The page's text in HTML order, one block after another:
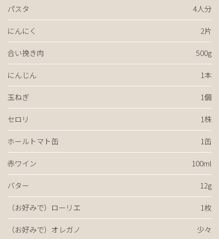
パスタ 4人分
にんにく 2片
合い挽き肉 500g
にんじん 1本
玉ねぎ 1個
セロリ 1株
ホールトマト缶 1缶
赤ワイン 100ml
バター 12g
（お好みで）ローリエ 1枚
（お好みで）オレガノ 少々